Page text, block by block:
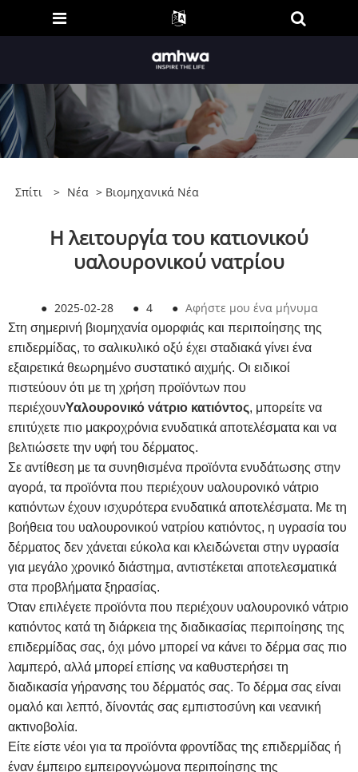
Σπίτι > Νέα > Βιομηχανικά Νέα
Η λειτουργία του κατιονικού
υαλουρονικού νατρίου
● 2025-02-28 ● 4 ● Αφήστε μου ένα μήνυμα
Στη σημερινή βιομηχανία ομορφιάς και περιποίησης της
επιδερμίδας, το σαλικυλικό οξύ έχει σταδιακά γίνει ένα
εξαιρετικά θεωρημένο συστατικό αιχμής. Οι ειδικοί
πιστεύουν ότι με τη χρήση προϊόντων που
περιέχουνΥαλουρονικό νάτριο κατιόντος, μπορείτε να
επιτύχετε πιο μακροχρόνια ενυδατικά αποτελέσματα και να
βελτιώσετε την υφή του δέρματος.
Σε αντίθεση με τα συνηθισμένα προϊόντα ενυδάτωσης στην
αγορά, τα προϊόντα που περιέχουν υαλουρονικό νάτριο
κατιόντων έχουν ισχυρότερα ενυδατικά αποτελέσματα. Με τη
βοήθεια του υαλουρονικού νατρίου κατιόντος, η υγρασία του
δέρματος δεν χάνεται εύκολα και κλειδώνεται στην υγρασία
για μεγάλο χρονικό διάστημα, αντιστέκεται αποτελεσματικά
στα προβλήματα ξηρασίας.
Όταν επιλέγετε προϊόντα που περιέχουν υαλουρονικό νάτριο
κατιόντος κατά τη διάρκεια της διαδικασίας περιποίησης της
επιδερμίδας σας, όχι μόνο μπορεί να κάνει το δέρμα σας πιο
λαμπερό, αλλά μπορεί επίσης να καθυστερήσει τη
διαδικασία γήρανσης του δέρματός σας. Το δέρμα σας είναι
ομαλό και λεπτό, δίνοντάς σας εμπιστοσύνη και νεανική
ακτινοβολία.
Είτε είστε νέοι για τα προϊόντα φροντίδας της επιδερμίδας ή
έναν έμπειρο εμπειρογνώμονα περιποίησης της